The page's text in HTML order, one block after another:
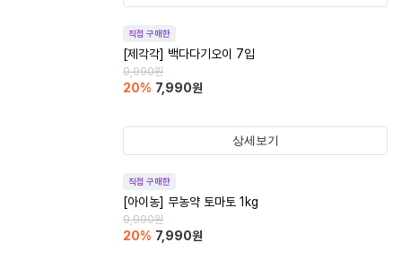
직접 구매한
[제각각] 백다다기오이 7입
9,990원
20% 7,990원
상세보기
직접 구매한
[아이농] 무농약 토마토 1kg
9,990원
20% 7,990원